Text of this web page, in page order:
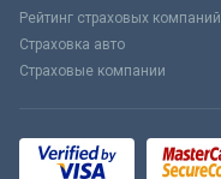
Рейтинг страховых компаний
Страховка авто
Страховые компании